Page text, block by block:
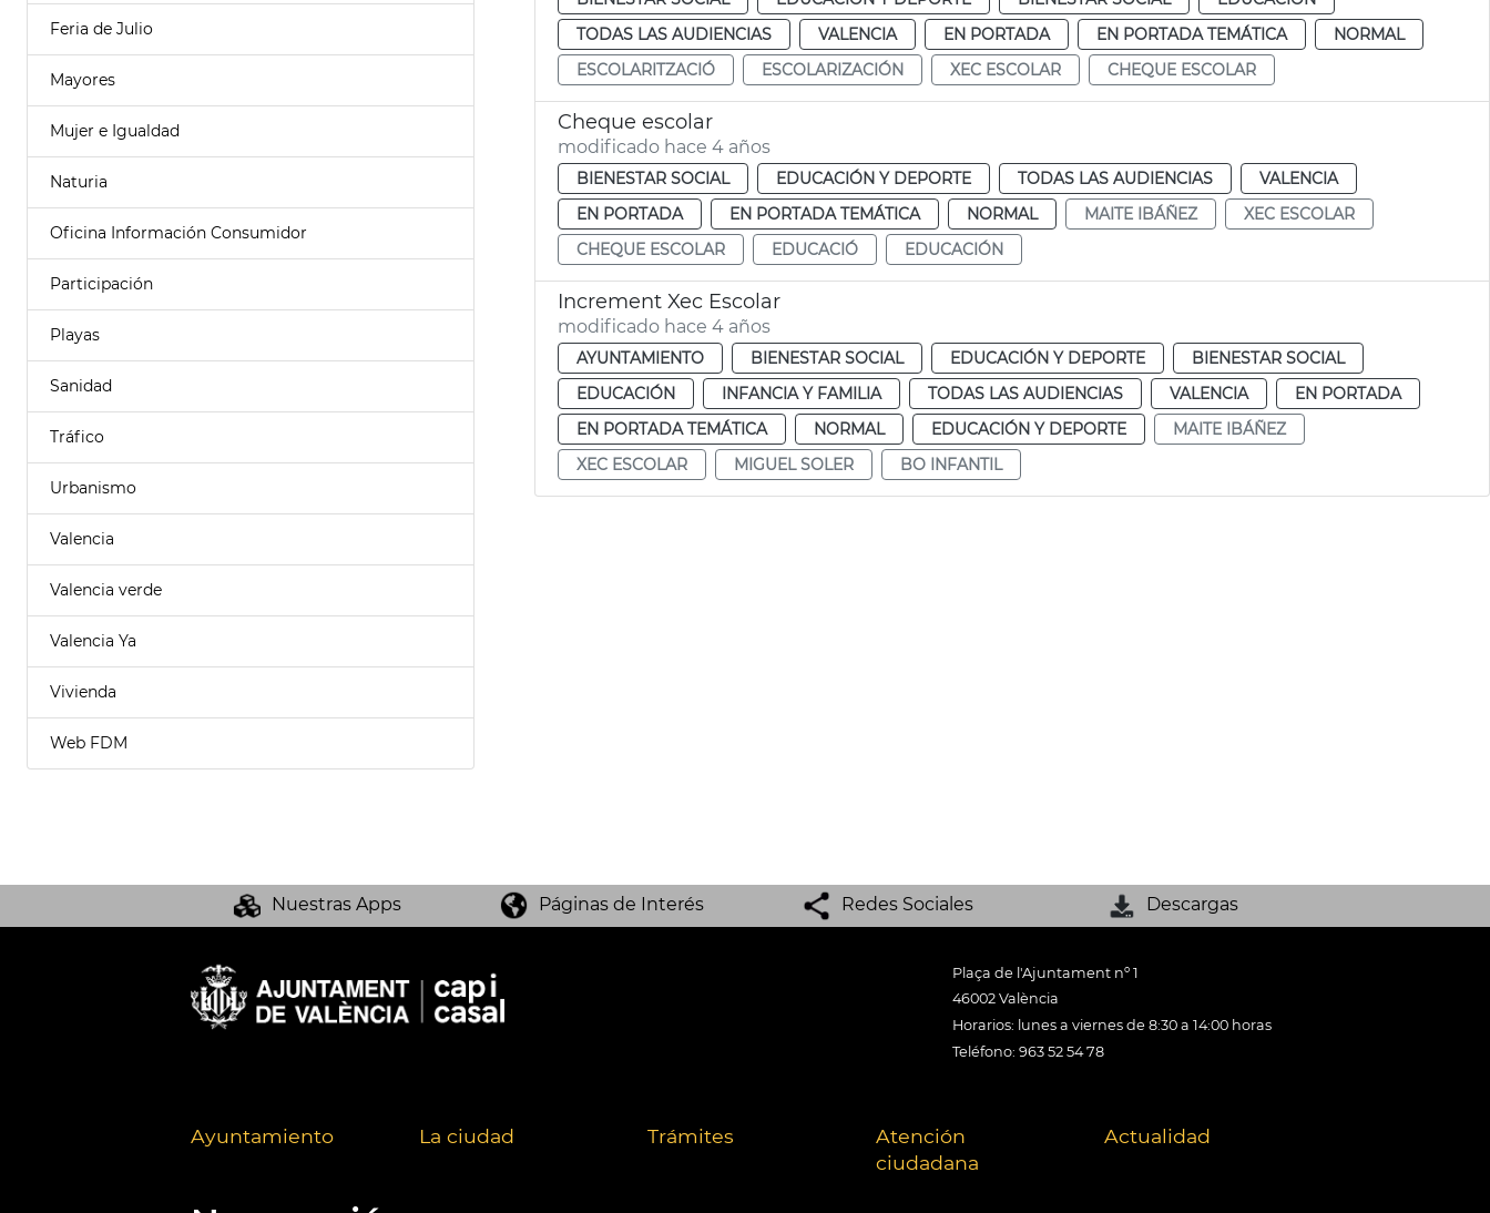
Feria de Julio
Mayores
Mujer e Igualdad
Naturia
Oficina Información Consumidor
Participación
Playas
Sanidad
Tráfico
Urbanismo
Valencia
Valencia verde
Valencia Ya
Vivienda
Web FDM
TODAS LAS AUDIENCIAS
VALENCIA EN PORTADA EN PORTADA TEMÁTICA
NORMAL
ESCOLARITZACIÓ
ESCOLARIZACIÓN XEC ESCOLAR CHEQUE ESCOLAR
Cheque escolar
modificado hace 4 años
BIENESTAR SOCIAL EDUCACIÓN Y DEPORTE TODAS LAS AUDIENCIAS
VALENCIA
EN PORTADA
EN PORTADA TEMÁTICA NORMAL MAITE IBÁÑEZ
XEC ESCOLAR
CHEQUE ESCOLAR
EDUCACIÓ EDUCACIÓN
Increment Xec Escolar
modificado hace 4 años
AYUNTAMIENTO BIENESTAR SOCIAL EDUCACIÓN Y DEPORTE
BIENESTAR SOCIAL
EDUCACIÓN
INFANCIA Y FAMILIA TODAS LAS AUDIENCIAS VALENCIA
EN PORTADA
EN PORTADA TEMÁTICA
NORMAL EDUCACIÓN Y DEPORTE
MAITE IBÁÑEZ
XEC ESCOLAR
MIGUEL SOLER BO INFANTIL
Nuestras Apps Páginas de Interés Redes Sociales Descargas
Plaça de l'Ajuntament nº 1
46002 València
Horarios: lunes a viernes de 8:30 a 14:00 horas
Teléfono: 963 52 54 78
Ayuntamiento La ciudad Trámites
Atención
ciudadana
Actualidad